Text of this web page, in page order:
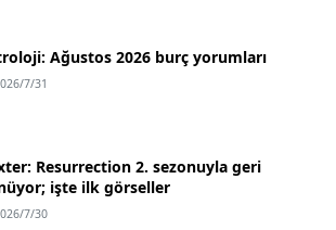
Ağustos 2026 burç yorumları
7/31
Resurrection 2. sezonuyla geri
işte ilk görseller
7/30